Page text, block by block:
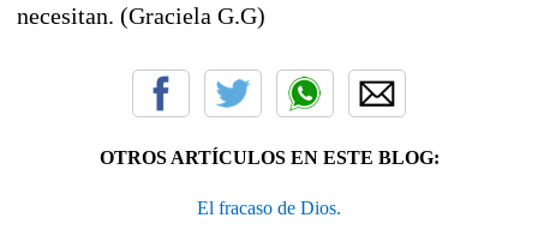
necesitan. (Graciela G.G)
OTROS ARTÍCULOS EN ESTE BLOG:
El fracaso de Dios.